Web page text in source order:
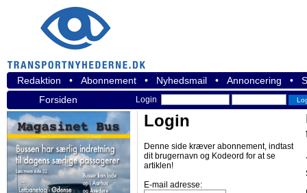
Redaktion • Abonnement • Nyhedsmail • Annoncering •
Forsiden
Login
Login
Denne side kræver abonnement, indtast
dit brugernavn og Kodeord for at se
artiklen!
E-mail adresse: